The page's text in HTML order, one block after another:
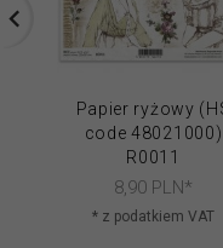
Papier ryżowy
code 48021000)
R0011
8,90 PLN*
* z podatkiem VAT